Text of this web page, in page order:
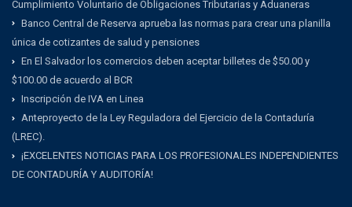
Cumplimiento Voluntario de Obligaciones Tributarias y Aduaneras
Banco Central de Reserva aprueba las normas para crear una planilla
única de cotizantes de salud y pensiones
En El Salvador los comercios deben aceptar billetes de $50.00 y
$100.00 de acuerdo al BCR
Inscripción de IVA en Linea
Anteproyecto de la Ley Reguladora del Ejercicio de la Contaduría
(LREC).
¡EXCELENTES NOTICIAS PARA LOS PROFESIONALES INDEPENDIENTES
DE CONTADURÍA Y AUDITORÍA!